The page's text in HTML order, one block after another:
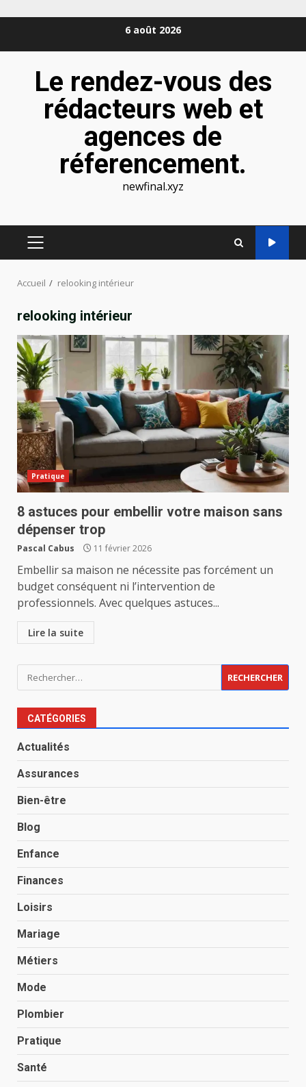
6 août 2026
Le rendez-vous des
rédacteurs web et
agences de
réferencement.
newfinal.xyz
MENU
Accueil relooking intérieur
relooking intérieur
Pratique
8 astuces pour embellir votre maison sans
dépenser trop
Pascal Cabus 11 février 2026
Embellir sa maison ne nécessite pas forcément un
budget conséquent ni l’intervention de
professionnels. Avec quelques astuces...
Lire la suite
Rechercher :
CATÉGORIES
Actualités
Assurances
Bien-être
Blog
Enfance
Finances
Loisirs
Mariage
Métiers
Mode
Plombier
Pratique
Santé